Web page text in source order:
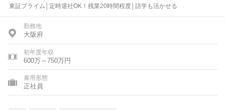
東証プライム│定時退社OK！残業20時間程度│語学も活かせる
勤務地
大阪府
初年度年収
600万～750万円
雇用形態
正社員